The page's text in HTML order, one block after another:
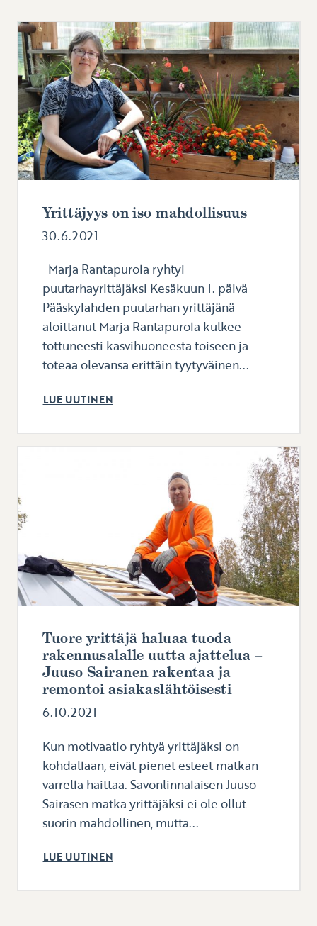
Yrittäjyys on iso mahdollisuus
30.6.2021
Marja Rantapurola ryhtyi
puutarhayrittäjäksi Kesäkuun 1. päivä
Pääskylahden puutarhan yrittäjänä
aloittanut Marja Rantapurola kulkee
tottuneesti kasvihuoneesta toiseen ja
toteaa olevansa erittäin tyytyväinen...
LUE UUTINEN
Tuore yrittäjä haluaa tuoda
rakennusalalle uutta ajattelua –
Juuso Sairanen rakentaa ja
remontoi asiakaslähtöisesti
6.10.2021
Kun motivaatio ryhtyä yrittäjäksi on
kohdallaan, eivät pienet esteet matkan
varrella haittaa. Savonlinnalaisen Juuso
Sairasen matka yrittäjäksi ei ole ollut
suorin mahdollinen, mutta...
LUE UUTINEN